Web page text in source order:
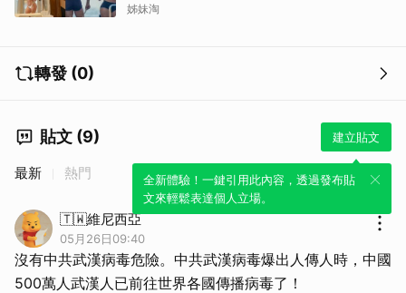
姊妹淘
轉發 (0)
貼文 (9) 建立貼文
全新體驗！一鍵引用此內容，透過發布貼
文來輕鬆表達個人立場。
最新 熱門
🇹🇼維尼西亞
05月26日09:40
沒有中共武漢病毒危險。中共武漢病毒爆出人傳人時，中國
500萬人武漢人已前往世界各國傳播病毒了！